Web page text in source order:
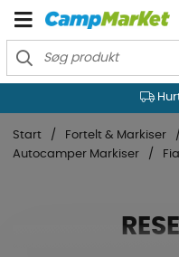
Start Fortelt & Markiser
Autocamper Markiser